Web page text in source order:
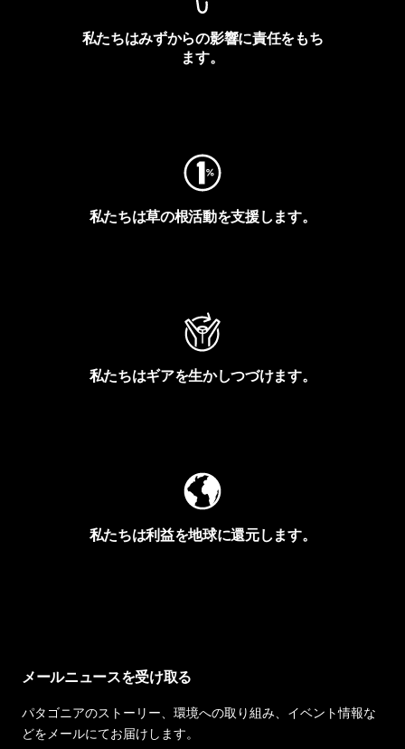
私たちはみずからの影響に責任をもち
ます。
私たちは草の根活動を支援します。
私たちはギアを生かしつづけます。
私たちは利益を地球に還元します。
メールニュースを受け取る
パタゴニアのストーリー、環境への取り組み、イベント情報な
どをメールにてお届けします。